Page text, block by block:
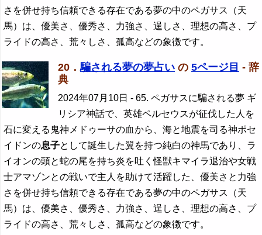
さを併せ持ち信頼できる存在である夢の中のペガサス（天
馬）は、優美さ、優秀さ、力強さ、逞しさ、理想の高さ、プ
ライドの高さ、荒々しさ、孤高などの象徴です。
20．騙される夢の夢占い の 5ページ目 - 辞
典
2024年07月10日 - 65. ペガサスに騙される夢 ギ
リシア神話で、英雄ペルセウスが征伐した人を
石に変える鬼神メドゥーサの血から、海と地震を司る神ポセ
イドンの息子として誕生した翼を持つ純白の神馬であり、ラ
イオンの頭と蛇の尾を持ち炎を吐く怪獣キマイラ退治や女戦
士アマゾンとの戦いで主人を助けて活躍した、優美さと力強
さを併せ持ち信頼できる存在である夢の中のペガサス（天
馬）は、優美さ、優秀さ、力強さ、逞しさ、理想の高さ、プ
ライドの高さ、荒々しさ、孤高などの象徴です。